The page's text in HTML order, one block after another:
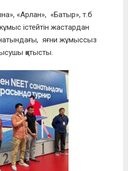
«Арлан», «Батыр», т.б
істейтін жастардан
яғни жұмыссыз
қатысты.